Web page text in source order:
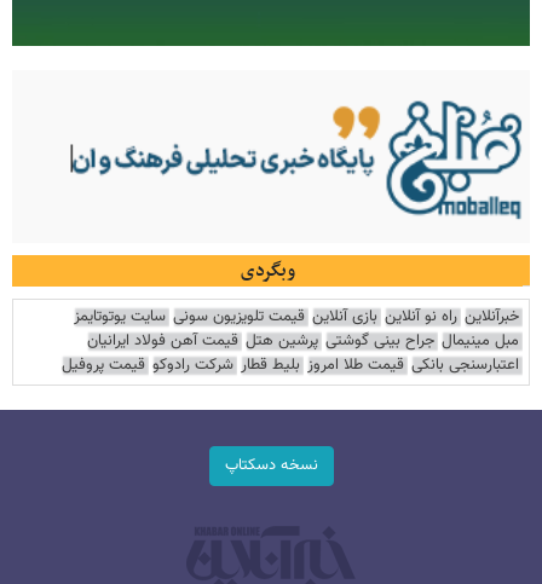
وبگردی
خبرآنلاین راه نو آنلاین بازی آنلاین قیمت تلویزیون سونی سایت یوتوتایمز
مبل مینیمال جراح بینی گوشتی پرشین هتل قیمت آهن فولاد ایرانیان
اعتبارسنجی بانکی قیمت طلا امروز بلیط قطار شرکت رادوکو قیمت پروفیل
نسخه دسکتاپ